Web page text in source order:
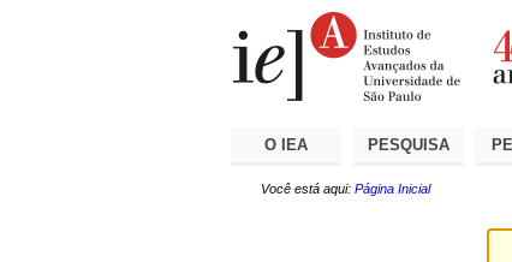
O IEA PESQUISA
Você está aqui: Página Inicial